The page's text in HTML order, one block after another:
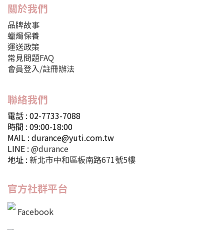
關於我們
品牌故事
蠟燭保養
運送政策
常見問題FAQ
會員登入/註冊辦法
聯絡我們
電話 : 02-7733-7088
時間 : 09:00-18:00
MAIL : durance@yuti.com.tw
LINE : @durance
地址 : 新北市中和區板南路671號5樓
官方社群平台
Facebook